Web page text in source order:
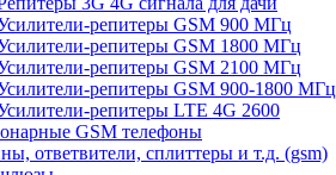
репитеры GSM 900 МГц
репитеры GSM 1800 МГц
репитеры GSM 2100 МГц
репитеры GSM 900-1800 МГц
репитеры LTE 4G 2600
GSM телефоны
ответвители, сплиттеры и т.д. (gsm)